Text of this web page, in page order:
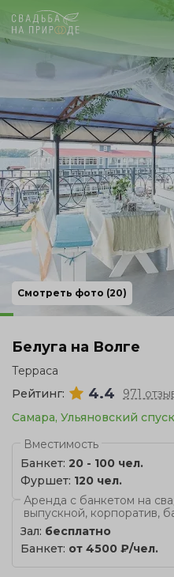
Самара
Банкет
Свадьба
День рождения
Выпускной
Корпоратив
Смотреть фото (20)
Белуга на Волге
Терраса
Рейтинг:
4.4
971
Самара, Ульяновский
Вместимость
Банкет: 20 - 100 чел.
Фуршет: 120 чел.
Аренда с банкетом на
выпускной, корпоратив,
Зал: бесплатно
Банкет: от 4500 ₽/чел.